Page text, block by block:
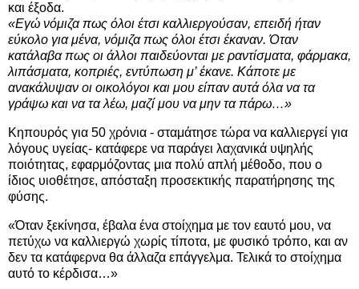
και έξοδα.
«Εγώ νόμιζα πως όλοι έτσι καλλιεργούσαν, επειδή ήταν
εύκολο για μένα, νόμιζα πως όλοι έτσι έκαναν. Όταν
κατάλαβα πως οι άλλοι παιδεύονται με ραντίσματα, φάρμακα,
λιπάσματα, κοπριές, εντύπωση μ’ έκανε. Κάποτε με
ανακάλυψαν οι οικολόγοι και μου είπαν αυτά όλα να τα
γράψω και να τα λέω, μαζί μου να μην τα πάρω…»
Κηπουρός για 50 χρόνια - σταμάτησε τώρα να καλλιεργεί για
λόγους υγείας- κατάφερε να παράγει λαχανικά υψηλής
ποιότητας, εφαρμόζοντας μια πολύ απλή μέθοδο, που ο
ίδιος υιοθέτησε, απόσταξη προσεκτικής παρατήρησης της
φύσης.
«Όταν ξεκίνησα, έβαλα ένα στοίχημα με τον εαυτό μου, να
πετύχω να καλλιεργώ χωρίς τίποτα, με φυσικό τρόπο, και αν
δεν τα κατάφερνα θα άλλαζα επάγγελμα. Τελικά το στοίχημα
αυτό το κέρδισα…»